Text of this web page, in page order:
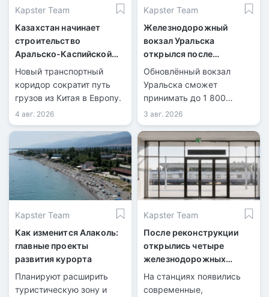
Kapster Team
Казахстан начинает
строительство
Аральско-Каспийской
магистрали
Новый транспортный
коридор сократит путь
грузов из Китая в Европу.
4 авг. 2026
Kapster Team
Железнодорожный
вокзал Уральска
открылся после
масштабной
реконструкции
Обновлённый вокзал
Уральска сможет
принимать до 1 800
пассажиров в сутки.
3 авг. 2026
Kapster Team
Как изменится Алаколь:
главные проекты
развития курорта
Планируют расширить
туристическую зону и
Kapster Team
После реконструкции
открылись четыре
железнодорожных
вокзала
На станциях появились
современные,